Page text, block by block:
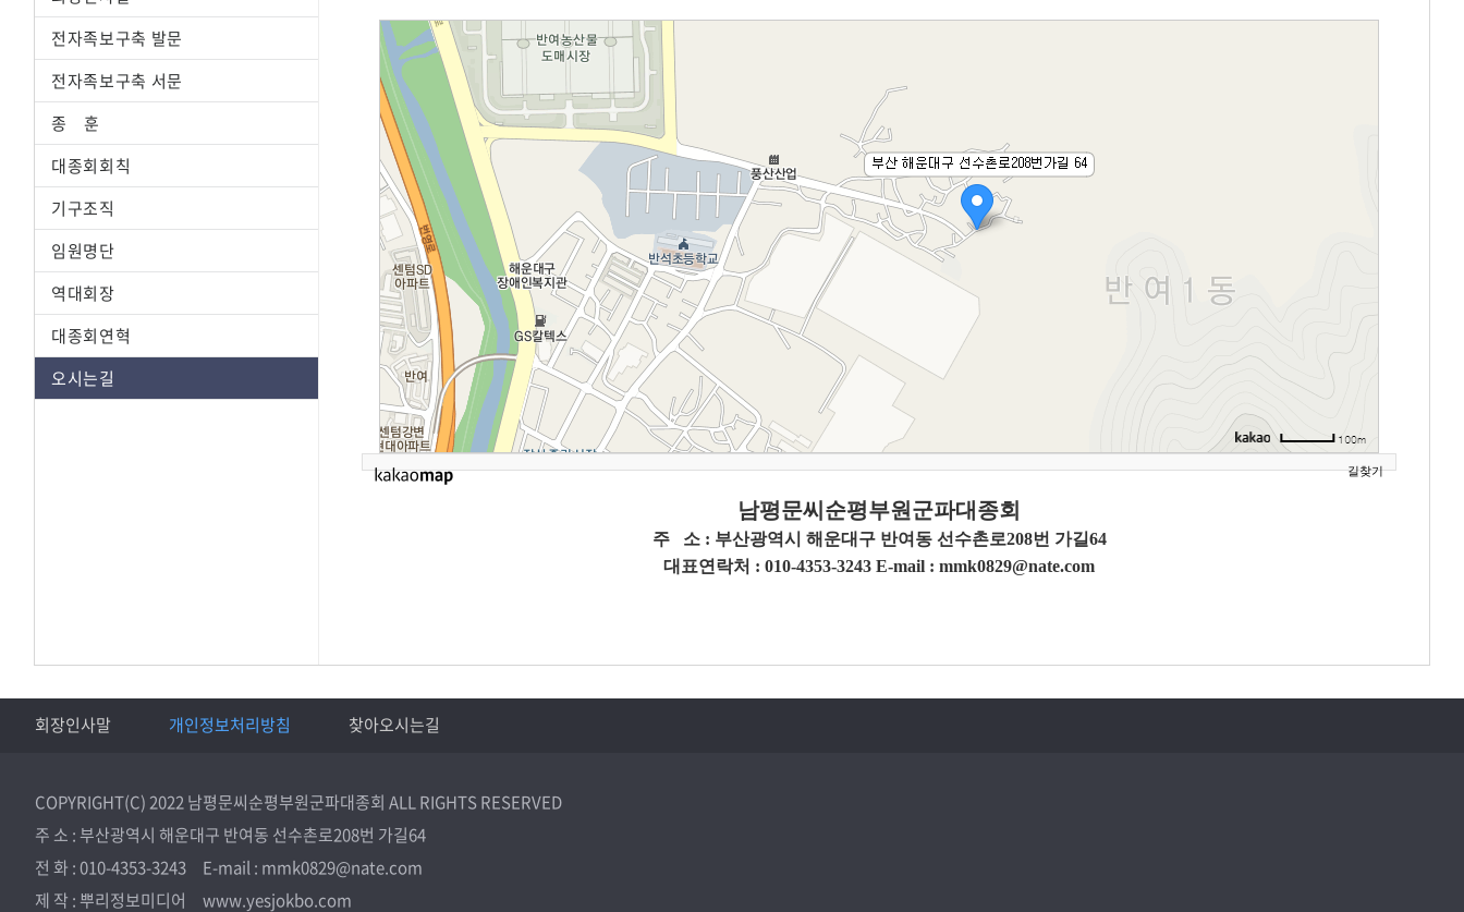
전자족보구축 발문
전자족보구축 서문
종 훈
대종회회칙
기구조직
임원명단
역대회장
대종회연혁
오시는길
길찾기
남평문씨순평부원군파대종회
주 소 : 부산광역시 해운대구 반여동 선수촌로208번 가길64
대표연락처 : 010-4353-3243 E-mail : mmk0829@nate.com
회장인사말 개인정보처리방침 찾아오시는길
COPYRIGHT(C) 2022 남평문씨순평부원군파대종회 ALL RIGHTS RESERVED
주 소 : 부산광역시 해운대구 반여동 선수촌로208번 가길64
전 화 : 010-4353-3243 E-mail : mmk0829@nate.com
제 작 : 뿌리정보미디어 www.yesjokbo.com